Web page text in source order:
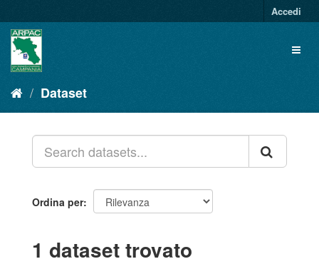
al
contenuto
Accedi
Dataset
Ordina per
1 dataset trovato